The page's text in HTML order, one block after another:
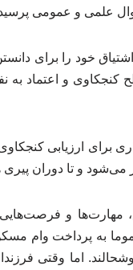
خود را برای
کنجکاوی و اعتماد به
برای ارزیابی
می‌شود و تا دوران پیری
مهارت‌ها و
به پرداخت وام
اما وقتی